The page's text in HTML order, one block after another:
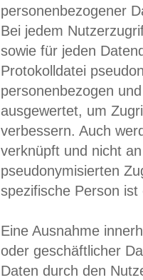
personenbezogener
Bei jedem
sowie für jeden
Protokolldatei
personenbezogen
ausgewertet, um
verbessern. Auch
verknüpft und nicht
pseudonymisierten
spezifische Person
Eine Ausnahme
oder geschäftlicher
Daten durch den